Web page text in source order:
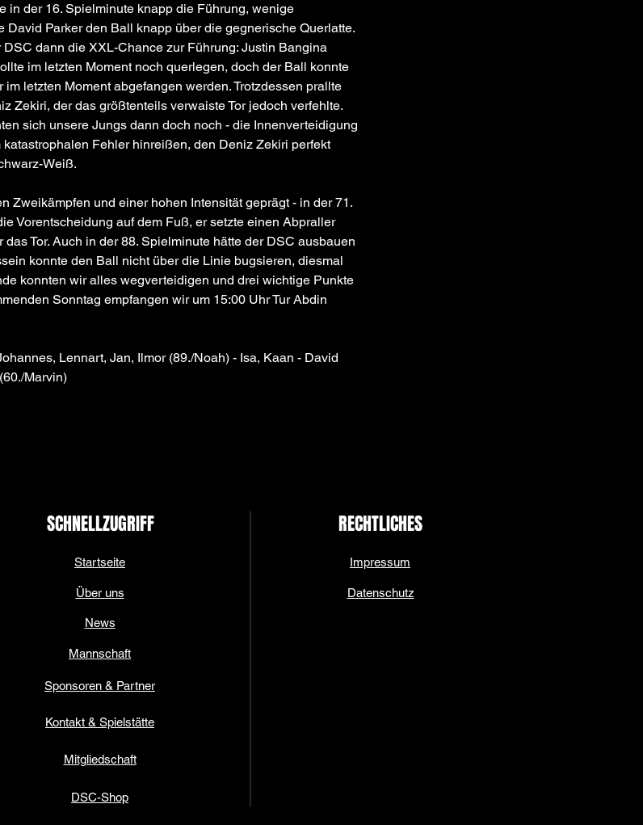
in der 16. Spielminute knapp die Führung, wenige
David Parker den Ball knapp über die gegnerische Querlatte.
dann die XXL-Chance zur Führung: Justin Bangina
im letzten Moment noch querlegen, doch der Ball konnte
letzten Moment abgefangen werden. Trotzdessen prallte
Zekiri, der das größtenteils verwaiste Tor jedoch verfehlte.
sich unsere Jungs dann doch noch - die Innenverteidigung
Fehler hinreißen, den Deniz Zekiri perfekt
Weiß.
Zweikämpfen und einer hohen Intensität geprägt - in der 71.
Vorentscheidung auf dem Fuß, er setzte einen Abpraller
Tor. Auch in der 88. Spielminute hätte der DSC ausbauen
konnte den Ball nicht über die Linie bugsieren, diesmal
konnten wir alles wegverteidigen und drei wichtige Punkte
Sonntag empfangen wir um 15:00 Uhr Tur Abdin
Lennart, Jan, Ilmor (89./Noah) - Isa, Kaan - David
Marvin)
SCHNELLZUGRIFF RECHTLICHES
Startseite
Über uns
News
Mannschaft
Sponsoren & Partner
Kontakt & Spielstätte
Mitgliedschaft
DSC-Shop
Impressum
Datenschutz